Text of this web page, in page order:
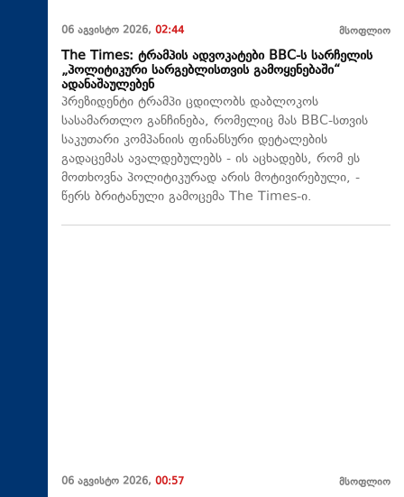
06 აგვისტო 2026, 02:44 მსოფლიო
The Times: ტრამპის ადვოკატები BBC-ს სარჩელის
„პოლიტიკური სარგებლისთვის გამოყენებაში“
ადანაშაულებენ
პრეზიდენტი ტრამპი ცდილობს დაბლოკოს
სასამართლო განჩინება, რომელიც მას BBC-სთვის
საკუთარი კომპანიის ფინანსური დეტალების
გადაცემას ავალდებულებს - ის აცხადებს, რომ ეს
მოთხოვნა პოლიტიკურად არის მოტივირებული, -
წერს ბრიტანული გამოცემა The Times-ი.
06 აგვისტო 2026, 00:57 მსოფლიო